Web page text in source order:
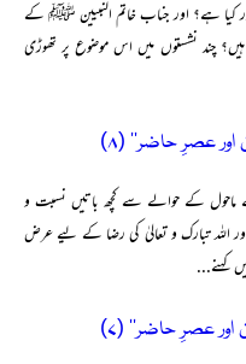
کیا ہے؟ اور جناب خاتم النبیین ﷺ کے
ہیں؟ چند نشستوں میں اس موضوع پر تھوڑی
عصرِ حاضر‘‘ (۸)
کے حوالے سے کچھ باتیں نسبت و
تبارک و تعالیٰ کی رضا کے لیے عرض
کہنے...
عصرِ حاضر‘‘ (۷)